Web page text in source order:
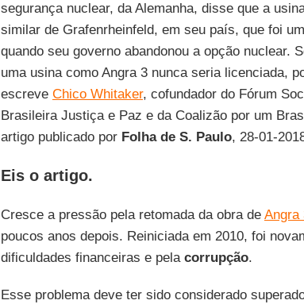
segurança nuclear, da Alemanha, disse que a
similar de Grafenrheinfeld, em seu país, que foi
quando seu governo abandonou a opção nuclear.
uma usina como Angra 3 nunca seria licenciada,
escreve Chico Whitaker, cofundador do Fórum
Brasileira Justiça e Paz e da Coalizão por um
artigo publicado por Folha de S. Paulo, 28-01-
Eis o artigo.
Cresce a pressão pela retomada da obra de Angra
poucos anos depois. Reiniciada em 2010, foi
dificuldades financeiras e pela corrupção.
Esse problema deve ter sido considerado